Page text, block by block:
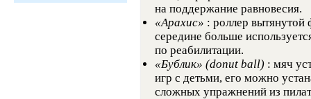
на поддержание равновесия.
«Арахис» : роллер
середине больше
по реабилитации.
«Бублик» (donut ball) : мяч
игр с детьми, его можно
сложных упражнений из